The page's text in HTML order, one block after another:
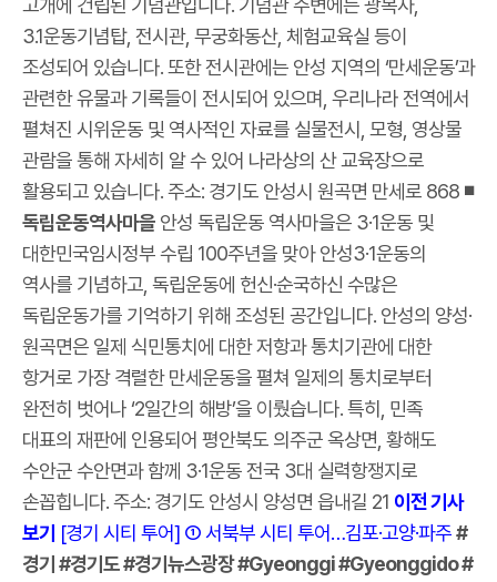
고개에 건립된 기념관입니다. 기념관 주변에는 광복사,
3.1운동기념탑, 전시관, 무궁화동산, 체험교육실 등이
조성되어 있습니다. 또한 전시관에는 안성 지역의 ‘만세운동’과
관련한 유물과 기록들이 전시되어 있으며, 우리나라 전역에서
펼쳐진 시위운동 및 역사적인 자료를 실물전시, 모형, 영상물
관람을 통해 자세히 알 수 있어 나라상의 산 교육장으로
활용되고 있습니다. 주소: 경기도 안성시 원곡면 만세로 868 ◾
독립운동역사마을 안성 독립운동 역사마을은 3·1운동 및
대한민국임시정부 수립 100주년을 맞아 안성3·1운동의
역사를 기념하고, 독립운동에 헌신·순국하신 수많은
독립운동가를 기억하기 위해 조성된 공간입니다. 안성의 양성·
원곡면은 일제 식민통치에 대한 저항과 통치기관에 대한
항거로 가장 격렬한 만세운동을 펼쳐 일제의 통치로부터
완전히 벗어나 ‘2일간의 해방’을 이뤘습니다. 특히, 민족
대표의 재판에 인용되어 평안북도 의주군 옥상면, 황해도
수안군 수안면과 함께 3·1운동 전국 3대 실력항쟁지로
손꼽힙니다. 주소: 경기도 안성시 양성면 읍내길 21 이전 기사
보기 [경기 시티 투어] ① 서북부 시티 투어…김포·고양·파주#
경기 #경기도 #경기뉴스광장 #Gyeonggi #Gyeonggido #